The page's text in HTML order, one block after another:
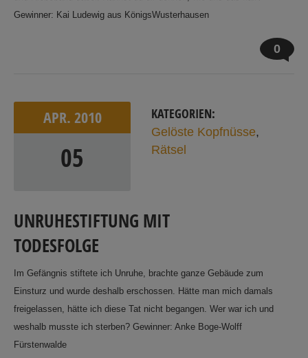
Gewinner: Kai Ludewig aus KönigsWusterhausen
0
APR. 2010
05
KATEGORIEN:
Gelöste Kopfnüsse,
Rätsel
UNRUHESTIFTUNG MIT
TODESFOLGE
Im Gefängnis stiftete ich Unruhe, brachte ganze Gebäude zum
Einsturz und wurde deshalb erschossen. Hätte man mich damals
freigelassen, hätte ich diese Tat nicht begangen. Wer war ich und
weshalb musste ich sterben? Gewinner: Anke Boge-Wolff
Fürstenwalde